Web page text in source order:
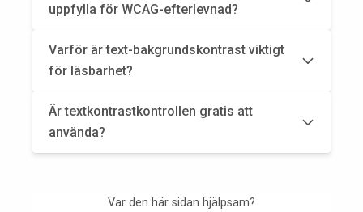
uppfylla för WCAG-efterlevnad?
Varför är text-bakgrundskontrast viktigt
för läsbarhet?
Är textkontrastkontrollen gratis att
använda?
Var den här sidan hjälpsam?